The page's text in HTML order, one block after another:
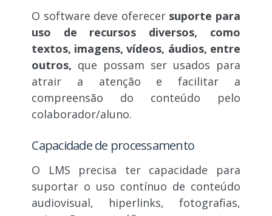
O software deve oferecer suporte para
uso de recursos diversos, como
textos, imagens, vídeos, áudios, entre
outros, que possam ser usados para
atrair a atenção e facilitar a
compreensão do conteúdo pelo
colaborador/aluno.
Capacidade de processamento
O LMS precisa ter capacidade para
suportar o uso contínuo de conteúdo
audiovisual, hiperlinks, fotografias,